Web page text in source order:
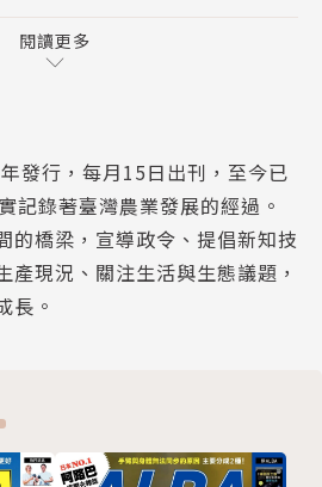
利益生菌搭配機能性飼料餵養蛋
茄栽培，投入番茄益生菌及面膜
入深度學習 提升農地管理、
Tips
角──百合
閱讀更多
發行，每月15日出刊，至今已
記錄著臺灣農業發展的經過。
的橋梁，宣導政令、提倡新知技
產現況、關注生活與生態議題，
長。